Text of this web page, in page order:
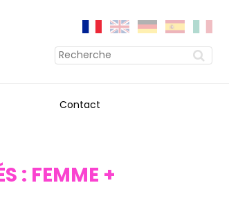
Contact
: FEMME +